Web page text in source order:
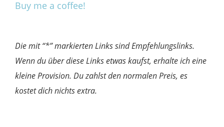
Buy me a coffee!
Die mit “*” markierten Links sind Empfehlungslinks.
Wenn du über diese Links etwas kaufst, erhalte ich eine
kleine Provision. Du zahlst den normalen Preis, es
kostet dich nichts extra.